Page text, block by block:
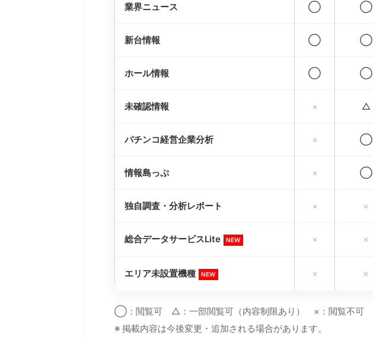
業界ニュース ◯ ◯
新台情報 ◯ ◯
ホール情報 ◯ ◯
未確認情報 × △
パチンコ経営企業分析 × ◯
情報島っぷ × ◯
独自調査・分析レポート × ×
総合データサービスLite NEW × ×
エリア未設置機種 NEW × ×
◯：閲覧可 △：一部閲覧可（内容制限あり） ×：閲覧不可
※ 掲載内容は今後変更・追加される場合があります。